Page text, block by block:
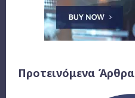
Προτεινόμενα Άρθρα